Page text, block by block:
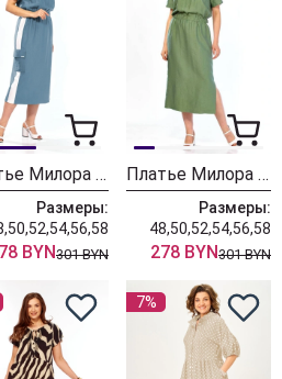
Платье Милора Стиль 1455 синий
Размеры:
BYN301 BYN
Платье Милора Стиль 1455 зеленый
Размеры:
48,50,52,54,56,58
278 BYN301 BYN
7%